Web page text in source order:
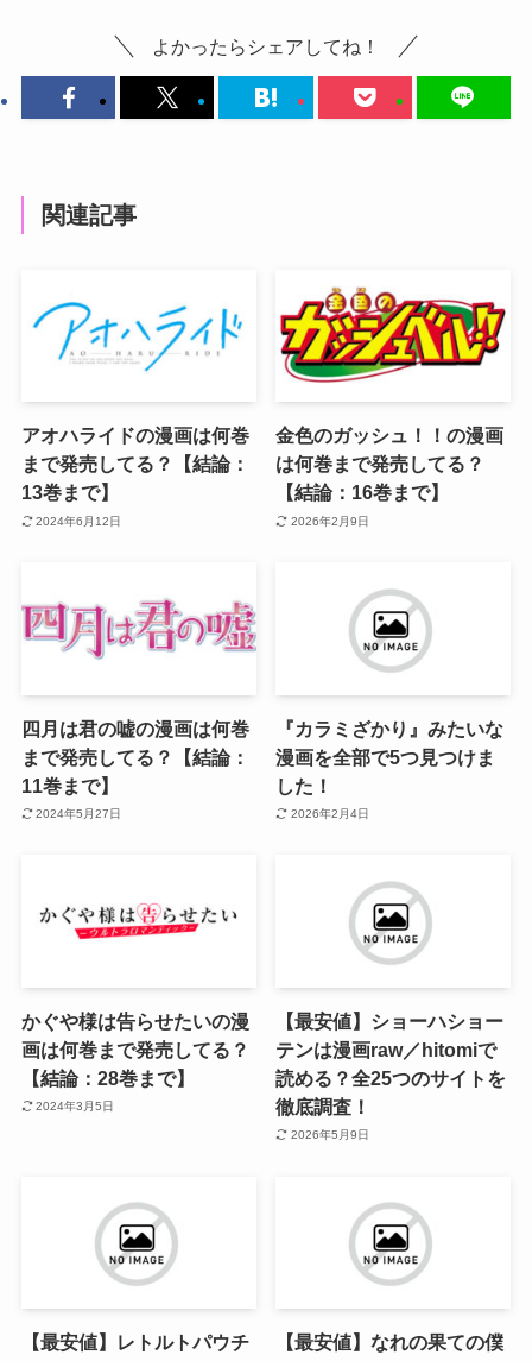
よかったらシェアしてね！
関連記事
アオハライドの漫画は何巻
まで発売してる？【結論：
13巻まで】
2024年6月12日
金色のガッシュ！！の漫画
は何巻まで発売してる？
【結論：16巻まで】
2026年2月9日
四月は君の嘘の漫画は何巻
まで発売してる？【結論：
11巻まで】
2024年5月27日
『カラミざかり』みたいな
漫画を全部で5つ見つけま
した！
2026年2月4日
かぐや様は告らせたいの漫
画は何巻まで発売してる？
【結論：28巻まで】
2024年3月5日
【最安値】ショーハショー
テンは漫画raw／hitomiで
読める？全25つのサイトを
徹底調査！
2026年5月9日
【最安値】レトルトパウチ
【最安値】なれの果ての僕